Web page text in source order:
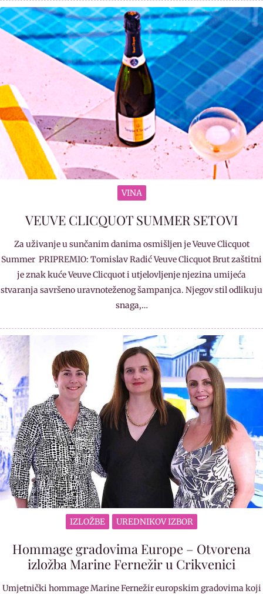
VINA
VEUVE CLICQUOT SUMMER SETOVI
Za uživanje u sunčanim danima osmišljen je Veuve Clicquot
Summer PRIPREMIO: Tomislav Radić Veuve Clicquot Brut zaštitni
je znak kuće Veuve Clicquot i utjelovljenje njezina umijeća
stvaranja savršeno uravnoteženog šampanjca. Njegov stil odlikuju
snaga,…
IZLOŽBE UREDNIKOV IZBOR
Hommage gradovima Europe – Otvorena
izložba Marine Fernežir u Crikvenici
Umjetnički hommage Marine Fernežir europskim gradovima koji